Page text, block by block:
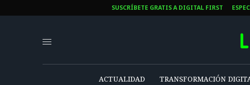
SUSCRÍBETE GRATIS A DIGITAL FIRST
ACTUALIDAD TRANSFORMACIÓN